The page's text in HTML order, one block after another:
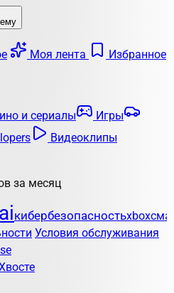
Моя лента
Избранное
и сериалы
Игры
Видеоклипы
за месяц
aiкибербезопасностьxbox
Условия обслуживания